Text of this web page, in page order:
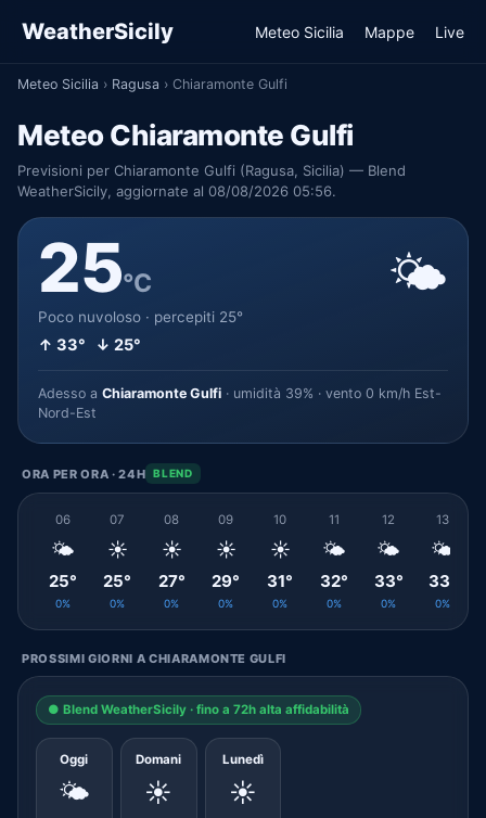
WeatherSicily Meteo Sicilia Mappe Live
Meteo Sicilia › Ragusa › Chiaramonte Gulfi
Meteo Chiaramonte Gulfi
Previsioni per Chiaramonte Gulfi (Ragusa, Sicilia) — Blend
WeatherSicily, aggiornate al 08/08/2026 05:56.
25°C
Poco nuvoloso · percepiti 25°
↑ 33° ↓ 25°
🌤️
Adesso a Chiaramonte Gulfi · umidità 39% · vento 0 km/h Est-
Nord-Est
ORA PER ORA · 24H BLEND
06
🌤️
25°
0%
07
☀️
25°
0%
08
☀️
27°
0%
09
☀️
29°
0%
10
☀️
31°
0%
11
🌤️
32°
0%
12
🌤️
33°
0%
13
🌤️
33°
0%
PROSSIMI GIORNI A CHIARAMONTE GULFI
● Blend WeatherSicily · fino a 72h alta affidabilità
Oggi
🌤️
Domani
☀️
Lunedì
☀️